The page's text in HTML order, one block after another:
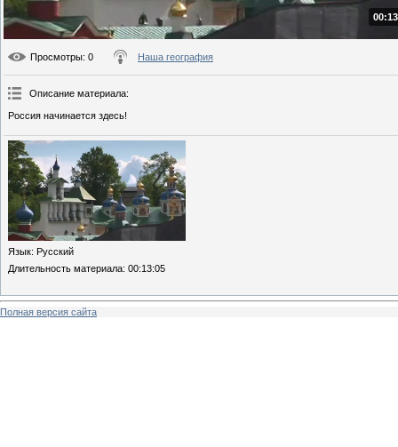
Просмотры: 0 Наша география
Описание материала:
Россия начинается здесь!
Язык: Русский
Длительность материала: 00:13:05
Полная версия сайта